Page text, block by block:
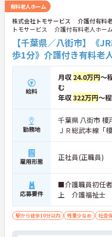
有料老人ホーム
株式会社トモサービス 介護付有料
トモサービス 介護付有料老人ホー
【千葉県／八街市】《
歩1分》介護付き有料老
給料
月収 24.0万円～
む
年収322万円～
勤務地
千葉県 八街市 榎
ＪＲ総武本線「
雇用形態 正社員(正職員)
応募要件
■介護職員初任
上 介護福祉士
駅から徒歩10分以内 残業少なめ 社会